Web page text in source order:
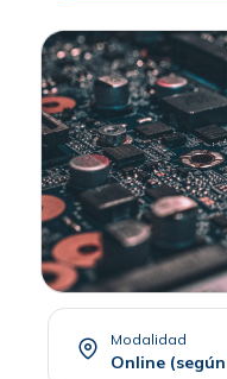
Modalidad
Online